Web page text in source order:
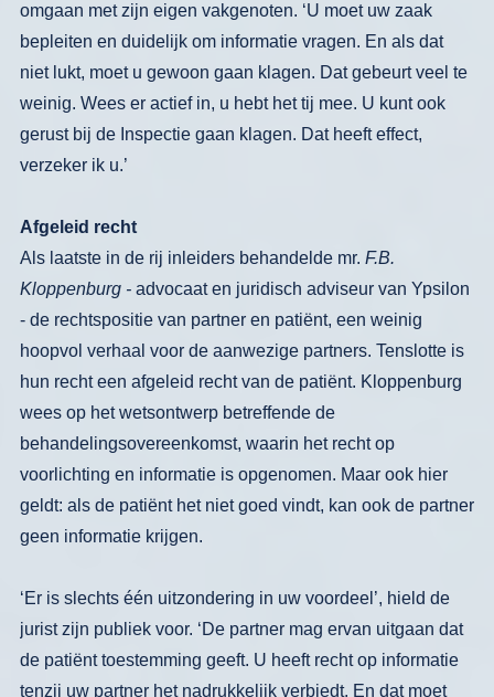
omgaan met zijn eigen vakgenoten. ‘U moet uw zaak
bepleiten en duidelijk om informatie vragen. En als dat
niet lukt, moet u gewoon gaan klagen. Dat gebeurt veel te
weinig. Wees er actief in, u hebt het tij mee. U kunt ook
gerust bij de Inspectie gaan klagen. Dat heeft effect,
verzeker ik u.’
Afgeleid recht
Als laatste in de rij inleiders behandelde mr. F.B.
Kloppenburg - advocaat en ju­ridisch adviseur van Ypsilon
- de rechtspositie van partner en patiënt, een weinig
hoopvol verhaal voor de aanwe­zige partners. Tenslotte is
hun recht een afgeleid recht van de patiënt. Kloppen­burg
wees op het wetsontwerp betref­fende de
behandelingsovereenkomst, waarin het recht op
voorlichting en in­formatie is opgenomen. Maar ook hier
geldt: als de patiënt het niet goed vindt, kan ook de partner
geen informatie krij­gen.
‘Er is slechts één uitzondering in uw voordeel’, hield de
jurist zijn pu­bliek voor. ‘De partner mag ervan uit­gaan dat
de patiënt toestemming geeft. U heeft recht op informatie
tenzij uw partner het nadrukkelijk verbiedt. En dat moet
door de arts worden aangetoond.’ Kloppenburg ging